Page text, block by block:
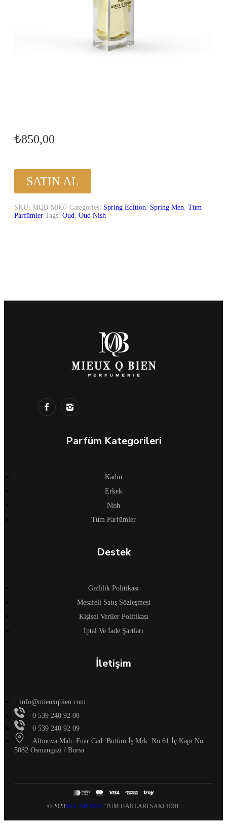
₺850,00
SATIN AL
SKU: MQB-M007 Categories: Spring Edition, Spring Men, Tüm
Parfümler Tags: Oud, Oud Nish
Parfüm Kategorileri
Kadın
Erkek
Nish
Tüm Parfümler
Destek
Gizlilik Politikası
Mesafeli Satış Sözleşmesi
Kişisel Veriler Politikası
İptal Ve İade Şartları
İletişim
info@mieuxqbien.com
0 539 240 92 08
0 539 240 92 09
Altınova Mah. Fuar Cad. Buttim İş Mrk. No:61 İç Kapı No:
5082 Osmangazi / Bursa
© 2023 REC MEDYA. TÜM HAKLARI SAKLIDIR.